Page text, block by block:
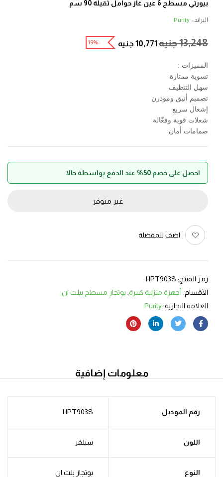
بيورتي مسطح 6 عين غاز حوامل ثقيلة 90 سم
البراند : Purity
13,248جنيه 10,771 جنيه -19%
المميزات :
تسوية ممتازة
سهل التنظيف
تصميم أنيق ومودرن
إشعال سريع
شعلات قوية وفعّالة
صمامات أمان
احصل على خصم 50% عند الدفع بواسطة حالا
غير متوفر
اضف للمفضلة
رمز المنتج: HPT903S
الأقسام: أجهزة منزلية كبيرة بوتجاز مسطح بيلت ان
العلامة التجارية:Purity
معلومات إضافية
رقم الموديل HPT903S
اللون سيلفر
النوع بوتجاز بلت ان